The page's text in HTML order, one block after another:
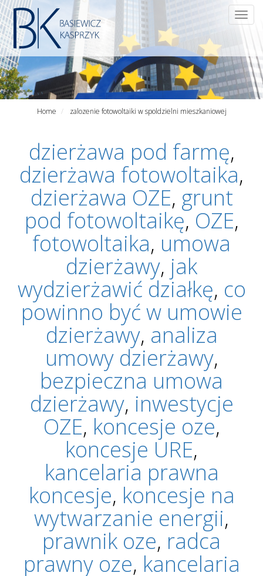
Przejdź
do
treści
Home zalozenie fotowoltaiki w spoldzielni mieszkaniowej
dzierżawa pod farmę,
dzierżawa fotowoltaika,
dzierżawa OZE, grunt
pod fotowoltaikę, OZE,
fotowoltaika, umowa
dzierżawy, jak
wydzierżawić działkę, co
powinno być w umowie
dzierżawy, analiza
umowy dzierżawy,
bezpieczna umowa
dzierżawy, inwestycje
OZE, koncesje oze,
koncesje URE,
kancelaria prawna
koncesje, koncesje na
wytwarzanie energii,
prawnik oze, radca
prawny oze, kancelaria